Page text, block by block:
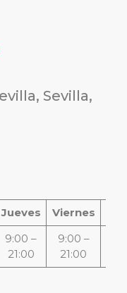
Sevilla,
Jueves Viernes
9:00 –
21:00
9:00 –
21:00